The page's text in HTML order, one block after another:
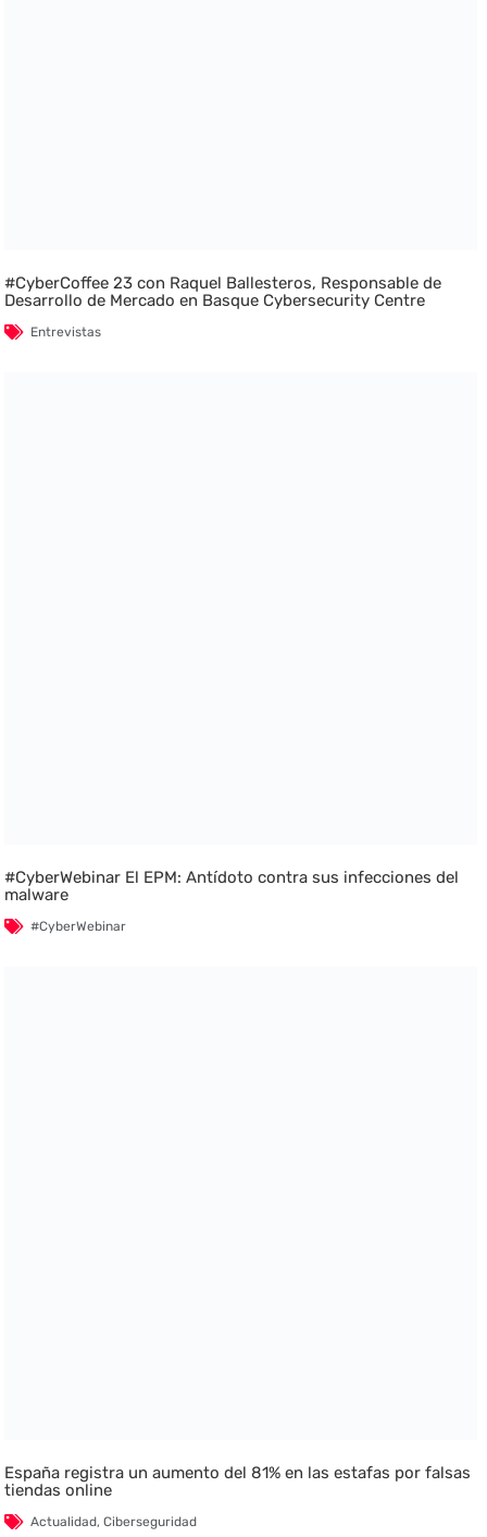
#CyberCoffee 23 con Raquel Ballesteros, Responsable de
Desarrollo de Mercado en Basque Cybersecurity Centre
Entrevistas
#CyberWebinar El EPM: Antídoto contra sus infecciones del
malware
#CyberWebinar
España registra un aumento del 81% en las estafas por falsas
tiendas online
Actualidad,Ciberseguridad